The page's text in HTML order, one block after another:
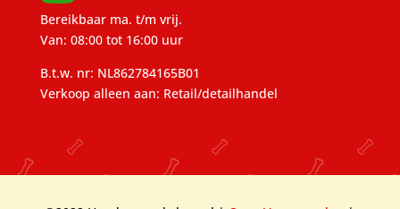
Bereikbaar ma. t/m vrij.
Van: 08:00 tot 16:00 uur
B.t.w. nr: NL862784165B01
Verkoop alleen aan: Retail/detailhandel